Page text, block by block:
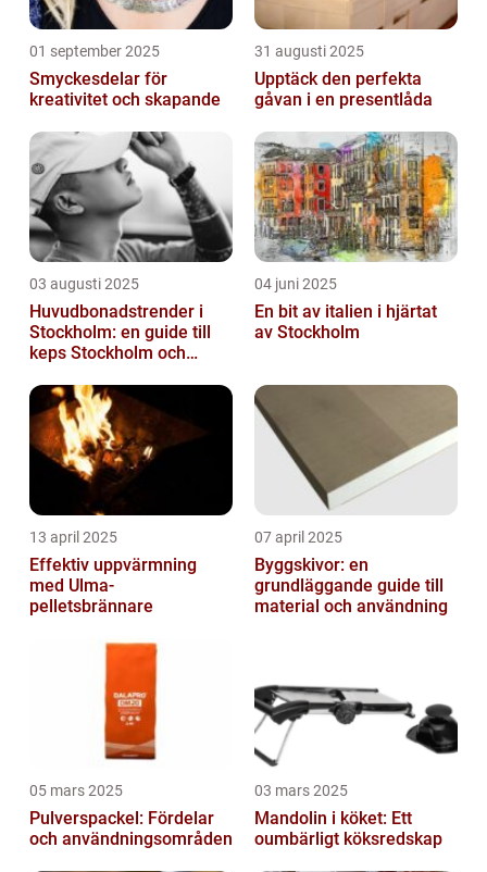
01 september 2025
Smyckesdelar för
kreativitet och skapande
31 augusti 2025
Upptäck den perfekta
gåvan i en presentlåda
03 augusti 2025
Huvudbonadstrender i
Stockholm: en guide till
keps Stockholm och
04 juni 2025
En bit av italien i hjärtat
av Stockholm
13 april 2025
Effektiv uppvärmning
med Ulma-
pelletsbrännare
07 april 2025
Byggskivor: en
grundläggande guide till
material och användning
05 mars 2025
Pulverspackel: Fördelar
och användningsområden
03 mars 2025
Mandolin i köket: Ett
oumbärligt köksredskap